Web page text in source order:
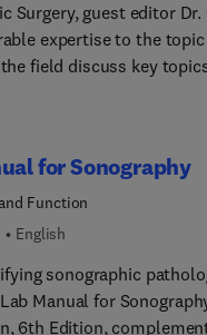
Surgery, guest editor Dr.
expertise to the
field discuss key
capsular contracture,
for Sonography
Function
English
sonographic
Manual for
6th Edition,